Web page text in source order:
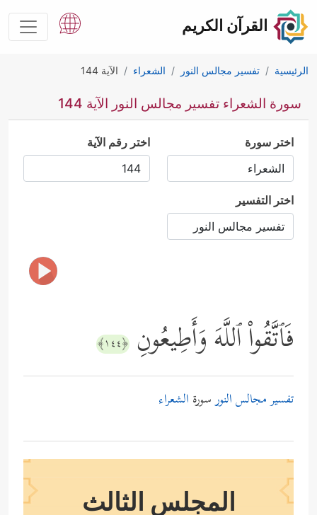
القرآن الكريم
الرئيسية تفسير مجالس النور الشعراء الآية 144
سورة الشعراء تفسير مجالس النور الآية 144
اختر سورة اختر رقم الآية
اختر التفسير
فَٱتَّقُواْ ٱللَّهَ وَأَطِیعُونِ ﴿١٤٤﴾
تفسير مجالس النورسورة الشعراء
المجلس الثالث